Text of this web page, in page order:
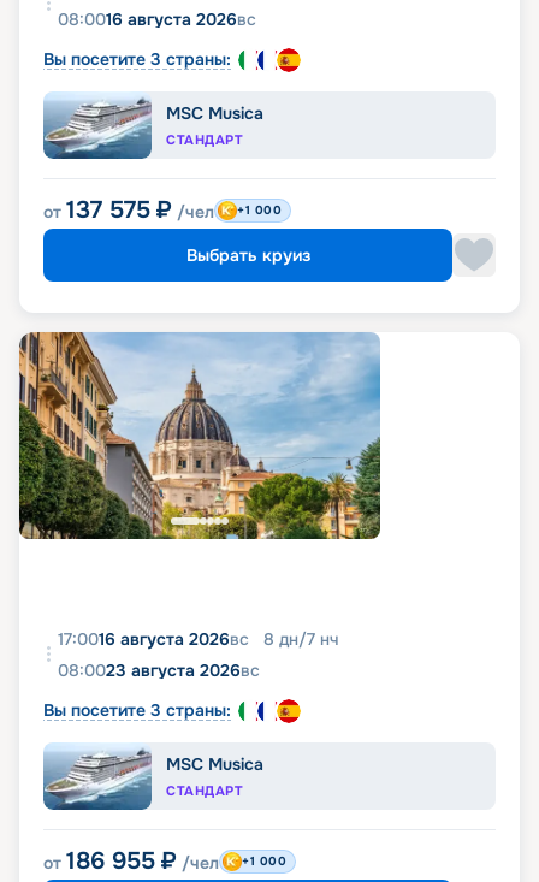
08:0016 августа 2026вс
Вы посетите 3 страны:
MSC Musica
СТАНДАРТ
от 137 575 ₽ /чел +1 000
Выбрать круиз
17:0016 августа 2026вс 8 дн/7 нч
08:0023 августа 2026вс
Вы посетите 3 страны:
MSC Musica
СТАНДАРТ
от 186 955 ₽ /чел +1 000